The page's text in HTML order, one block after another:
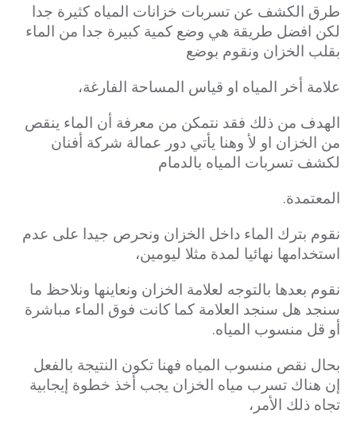
طرق الكشف عن تسربات خزانات المياه كثيرة جدا
لكن افضل طريقة هي وضع كمية كبيرة جدا من الماء
بقلب الخزان ونقوم بوضع
علامة أخر المياه او قياس المساحة الفارغة،
الهدف من ذلك فقد نتمكن من معرفة أن الماء ينقص
من الخزان او لأ وهنا يأتي دور عمالة شركة أفنان
لكشف تسربات المياه بالدمام
المعتمدة.
نقوم بترك الماء داخل الخزان ونحرص جيدا على عدم
استخدامها نهائيا لمدة مثلا ليومين،
نقوم بعدها بالتوجه لعلامة الخزان ونعاينها ونلاحظ ما
سنجد هل سنجد العلامة كما كانت فوق الماء مباشرة
أو قل منسوب المياه.
بحال نقص منسوب المياه فهنا تكون النتيجة بالفعل
إن هناك تسرب مياه الخزان يجب أخذ خطوة إيجابية
تجاه ذلك الأمر،